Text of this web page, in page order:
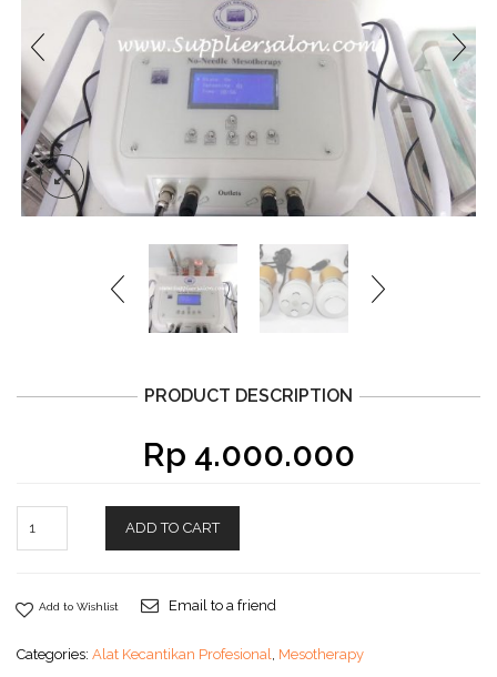
PRODUCT DESCRIPTION
Rp 4.000.000
ADD TO CART
Add to Wishlist Email to a friend
Categories: Alat Kecantikan Profesional Mesotherapy